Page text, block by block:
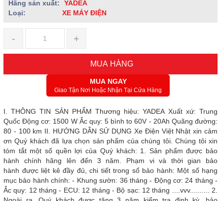
Hãng sản xuất:
YADEA
Loại:
XE MÁY ĐIỆN
- +
MUA HÀNG
MUA NGAY
Giao Tận Nơi Hoặc Nhận Tại Cửa Hàng
I. THÔNG TIN SẢN PHẨM Thương hiệu: YADEA Xuất xứ: Trung
Quốc Động cơ: 1500 W Ắc quy: 5 bình to 60V - 20Ah Quãng đường:
80 - 100 km II. HƯỚNG DẪN SỬ DỤNG Xe Điện Việt Nhật xin cảm
ơn Quý khách đã lựa chọn sản phẩm của chúng tôi. Chúng tôi xin
tóm tắt một số quền lợi của Quý khách: 1. Sản phẩm được bảo
hành chính hãng lên đến 3 năm. Phạm vi và thời gian bảo
hành được liệt kê đầy đủ, chi tiết trong sổ bảo hành: Một số hạng
mục bảo hành chính: - Khung sườn: 36 tháng - Động cơ: 24 tháng -
Ắc quy: 12 tháng - ECU: 12 tháng - Bộ sạc: 12 tháng ....vvv.......... 2.